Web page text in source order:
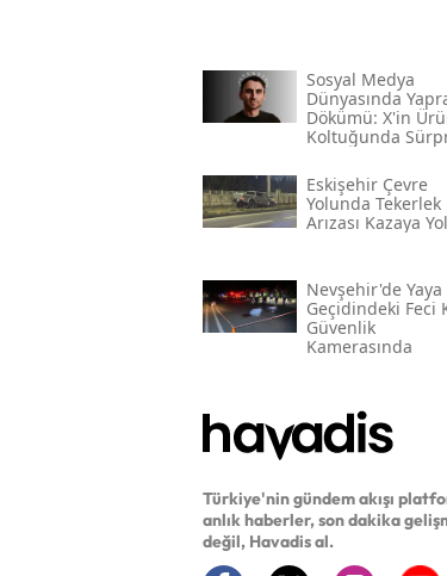
Sosyal Medya
Dünyasında
Dökümü: X'in
Koltuğunda
Eskişehir Çevre
Yolunda Tekerlek
Arızası Kazaya
Nevşehir'de Yaya
Geçidindeki Feci
Güvenlik
Kamerasında
Türkiye'nin gündem akışı
anlık haberler, son dakika
değil, Havadis al.